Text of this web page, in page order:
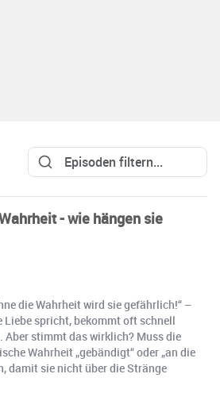
- wie hängen sie
die Wahrheit wird sie gefährlich!“ –
Liebe spricht, bekommt oft schnell
Aber stimmt das wirklich? Muss die
Wahrheit „gebändigt“ oder „an die
damit sie nicht über die Stränge